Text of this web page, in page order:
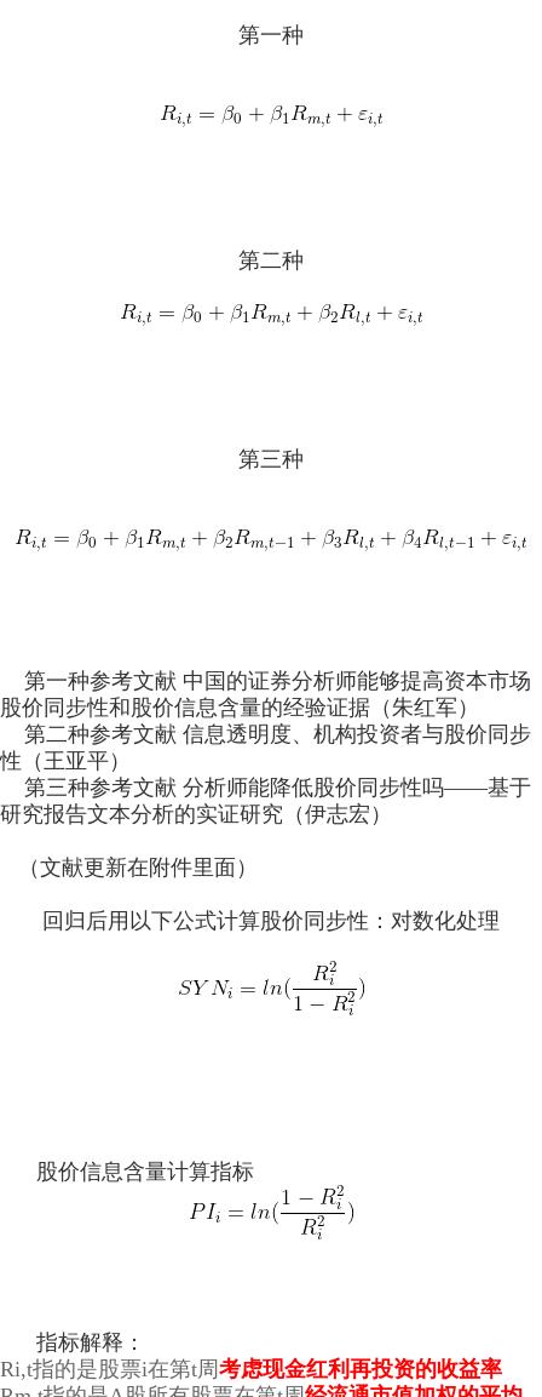
第一种
第二种
第三种
第一种参考文献 中国的证券分析师能够提高资本市场
股价同步性和股价信息含量的经验证据（朱红军）
第二种参考文献 信息透明度、机构投资者与股价同步
性（王亚平）
第三种参考文献 分析师能降低股价同步性吗——基于
研究报告文本分析的实证研究（伊志宏）
（文献更新在附件里面）
回归后用以下公式计算股价同步性：对数化处理
股价信息含量计算指标
指标解释：
Ri,t指的是股票i在第t周考虑现金红利再投资的收益率